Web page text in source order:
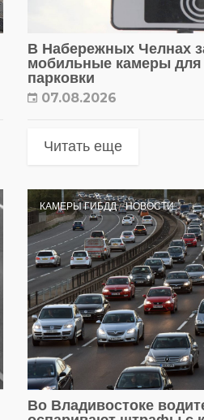
В Набережных Челнах
мобильные камеры для
парковки
07.08.2026
Читать еще
КАМЕРЫ ГИБДД НОВОСТИ
Во Владивостоке